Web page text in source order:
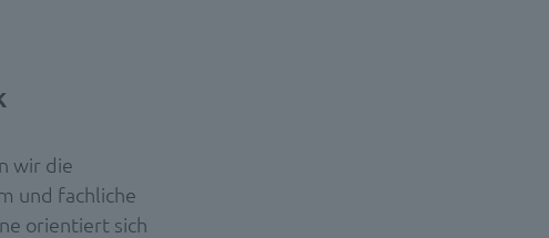
wir die
und fachliche
orientiert sich